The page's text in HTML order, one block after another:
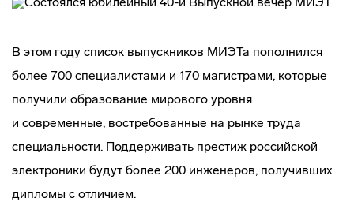
В этом году список выпускников МИЭТа пополнился
более 700 специалистами и 170 магистрами, которые
получили образование мирового уровня
и современные, востребованные на рынке труда
специальности. Поддерживать престиж российской
электроники будут более 200 инженеров, получивших
дипломы с отличием.